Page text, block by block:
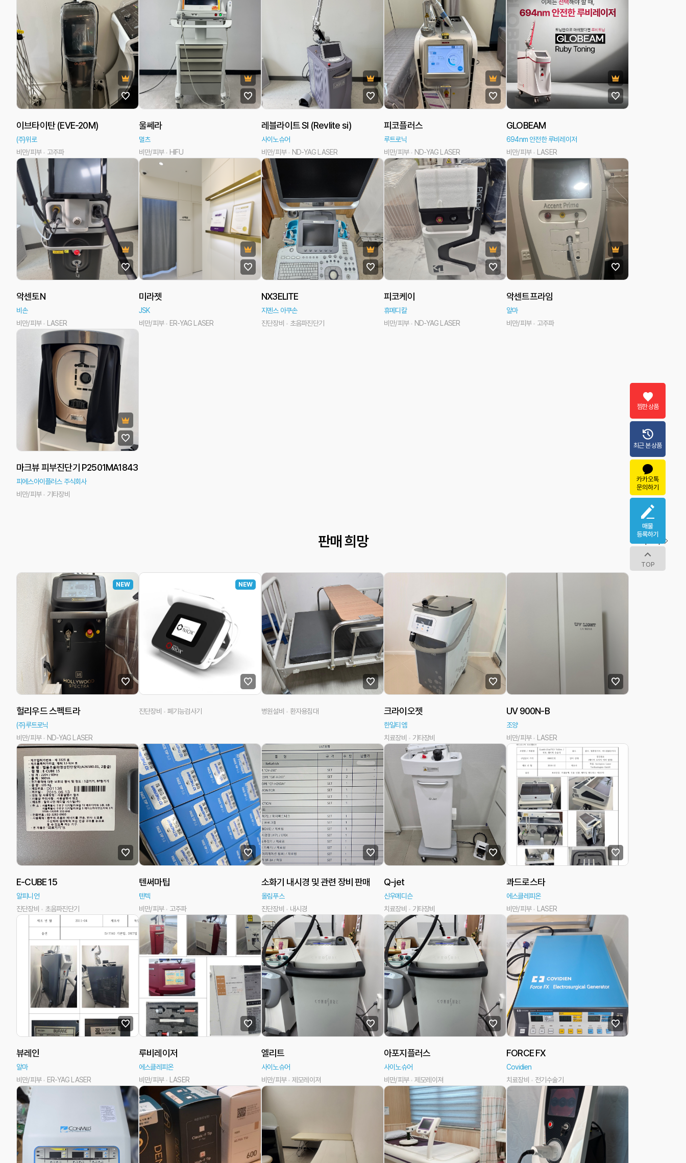
이브타이탄 (EVE-20M)
(주)위로
비만/피부
고주파
울쎄라
멀츠
비만/피부
HIFU
레블라이트 SI (Revlite si)
사이노슈어
비만/피부
ND-YAG LASER
피코플러스
루트로닉
비만/피부
ND-YAG LASER
GLOBEAM
694nm 안전한 루비레이저
비만/피부
LASER
악센토N
비손
비만/피부
LASER
미라젯
JSK
비만/피부
ER-YAG LASER
NX3ELITE
지멘스 아쿠손
진단장비
초음파진단기
피코케이
휴메디칼
비만/피부
ND-YAG LASER
악센트프라임
알마
비만/피부
고주파
마크뷰 피부진단기 P2501MA1843
피에스아이플러스 주식회사
비만/피부
기타장비
판매 희망 더보기
NEW
헐리우드 스펙트라
(주)루트로닉
비만/피부
ND-YAG LASER
NEW
진단장비 폐기능검사기 병원설비 환자용침대 크라이오젯
한일티엠
치료장비
기타장비
UV 900N-B
조양
비만/피부
LASER
E-CUBE 15
알피니언
진단장비
초음파진단기
텐써마팁
텐텍
비만/피부
고주파
소화기 내시경 및 관련 장비 판매
올림푸스
진단장비
내시경
Q-jet
신우메디슨
치료장비
기타장비
콰드로스타
에스클레피온
비만/피부
LASER
뷰레인
알마
비만/피부
ER-YAG LASER
루비레이저
에스클레피온
비만/피부
LASER
엘리트
사이노슈어
비만/피부
제모레이져
아포지플러스
사이노슈어
비만/피부
제모레이져
FORCE FX
Covidien
치료장비
전기수술기
찜한 상품
최근 본 상품
카카오톡
문의하기
TOP